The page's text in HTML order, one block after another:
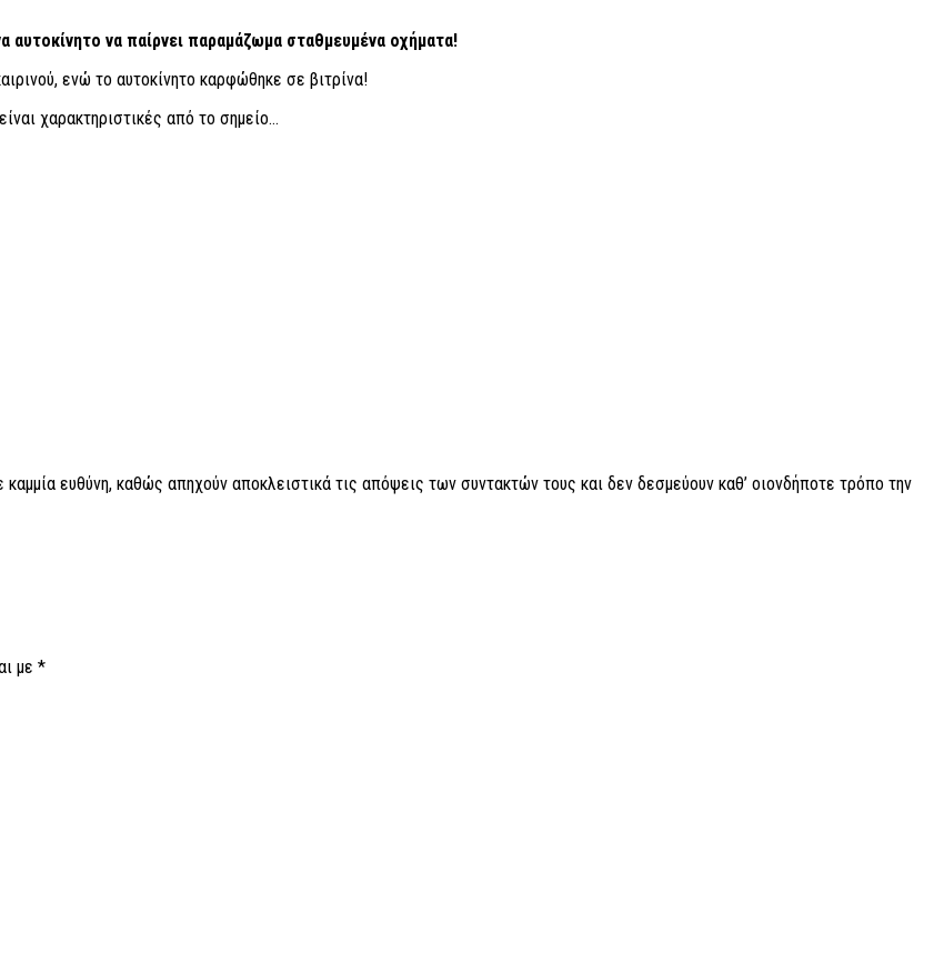
να παίρνει παραμάζωμα σταθμευμένα οχήματα!
ενώ το αυτοκίνητο καρφώθηκε σε βιτρίνα!
χαρακτηριστικές από το σημείο…
ευθύνη, καθώς απηχούν αποκλειστικά τις απόψεις των συντακτών τους και δεν δεσμεύουν καθ’ οιονδήποτε τρόπο την
με *